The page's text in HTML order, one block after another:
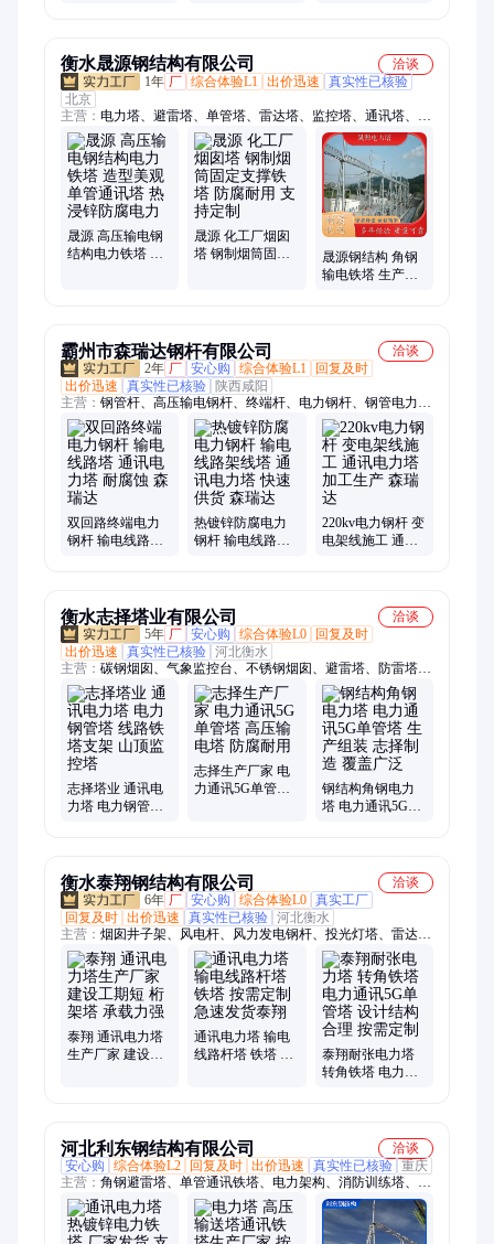
衡水晟源钢结构有限公司
洽谈
1年 厂 综合体验L1 出价迅速
真实性已核验
北京
主营： 电力塔、避雷塔、单管塔、雷达塔、监控塔、通讯塔、三
管塔、消防训练塔、电力架构、电力角钢塔、工艺塔、装饰塔、
信号塔
晟源 高压输电钢
结构电力铁塔 造
晟源 化工厂烟囱
塔 钢制烟筒固定
晟源钢结构 角钢
输电铁塔 生产定
霸州市森瑞达钢杆有限公司
洽谈
2年 厂 安心购 综合体验L1
回复及时
出价迅速
真实性已核验
陕西咸阳
主营： 钢管杆、高压输电钢杆、终端杆、电力钢杆、钢管电力
杆、镀锌电力钢杆、钢结构电力钢杆、高压电力钢管杆、电力钢
管杆、电力钢杆厂家、输电电力钢杆、高压电力钢杆、双回路电
力钢杆、金属电力钢杆、热镀锌电力钢杆、热镀锌钢构电力钢
杆、66kv电力钢杆、电力钢管、双回路电力钢管杆、高压线路钢
管杆、镀锌钢管杆、转角45度终端杆、高压钢管杆、18米钢杆、
单回路钢管杆
双回路终端电力
钢杆 输电线路塔
热镀锌防腐电力
钢杆 输电线路架
220kv电力钢杆 变
电架线施工 通讯
衡水志择塔业有限公司
洽谈
5年 厂 安心购 综合体验L0
回复及时
出价迅速
真实性已核验 河北衡水
主营： 碳钢烟囱、气象监控台、不锈钢烟囱、避雷塔、防雷塔、
监控塔、电力塔、避雷线塔、瞭望铁塔、摄像铁塔、避雷针塔、
避雷铁塔、监测观赏塔、消防攀爬塔、电站架构塔、楼顶装饰
塔、电力通讯塔、高压架线塔、消防训练塔、景区观光角钢塔、
钢管角钢观望塔、森林防火观测塔、玻璃钢烟囱、无人监控台、
双层保温烟囱
志择塔业 通讯电
力塔 电力钢管塔
志择生产厂家 电
力通讯5G单管塔
钢结构角钢电力
塔 电力通讯5G单
衡水泰翔钢结构有限公司
洽谈
6年 厂 安心购 综合体验L0 真实工厂
回复及时 出价迅速 真实性已核验 河北衡水
主营： 烟囱井子架、风电杆、风力发电钢杆、投光灯塔、雷达
塔、监控塔、电力塔、广播电视塔、烟囱塔架、电力铁塔、视频
监控塔、森林防火监控塔、监控塔厂家、烟囱塔、照明灯塔、防
火监控塔、森林瞭望塔、防火瞭望塔、广播电视发射塔、烟筒
塔、烟筒塔架、摄像监控塔、角钢监控塔、高压电线铁塔、烟筒
井子架
泰翔 通讯电力塔
生产厂家 建设工
通讯电力塔 输电
线路杆塔 铁塔 按
泰翔耐张电力塔
转角铁塔 电力通
河北利东钢结构有限公司
洽谈
安心购
综合体验L2 回复及时 出价迅速 真实性已核验 重庆
主营： 角钢避雷塔、单管通讯铁塔、电力架构、消防训练塔、铁
路货站灯塔、瞭望塔、烟筒塔、避雷塔、雷达塔、监控塔、烟囱
塔、单管塔